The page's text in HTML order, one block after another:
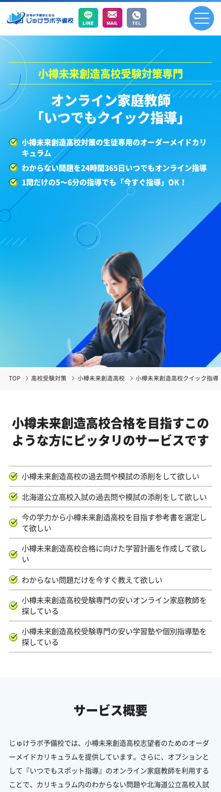
小樽未来創造高校受験対策専門
オンライン家庭教師
「いつでもクイック指導」
小樽未来創造高校対策の生徒専用のオーダーメイドカリ
キュラム
わからない問題を24時間365日いつでもオンライン指導
1問だけの5～6分の指導でも「今すぐ指導」OK！
TOP 高校受験対策 小樽未来創造高校 小樽未来創造高校クイック指導
小樽未来創造高校合格を目指すこの
ような方にピッタリのサービスです
小樽未来創造高校の過去問や模試の添削をして欲しい
北海道公立高校入試の過去問や模試の添削をして欲しい
今の学力から小樽未来創造高校を目指す参考書を選定し
て欲しい
小樽未来創造高校合格に向けた学習計画を作成して欲し
い
わからない問題だけを今すぐ教えて欲しい
小樽未来創造高校受験専門の安いオンライン家庭教師を
探している
小樽未来創造高校受験専門の安い学習塾や個別指導塾を
探している
サービス概要
じゅけラボ予備校では、小樽未来創造高校志望者のためのオーダ
ーメイドカリキュラムを提供しています。さらに、オプションと
して『いつでもスポット指導』のオンライン家庭教師を利用する
ことで、カリキュラム内のわからない問題や北海道公立高校入試